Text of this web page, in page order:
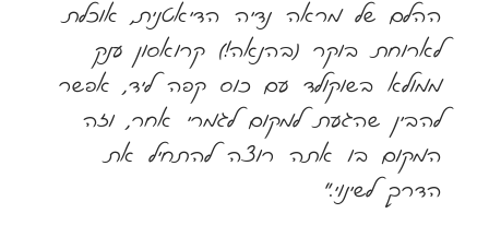
ההלם של מראה נדיה הדיאטנית, אוכלת
לארוחת בוקר (בהנאה!) קרואסון ענק
ממולא בשוקולד עם כוס קפה ליד, אפשר
להבין שהגעת למקום לגמרי אחר, וזה
המקום בו אתה רוצה להתחיל את
הדרך לשינוי."